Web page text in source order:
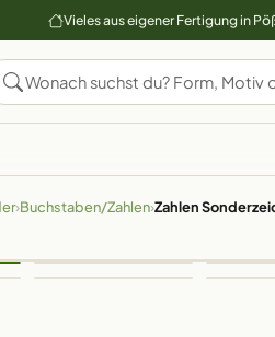
Vieles aus eigener Fertigung in
›Buchstaben/Zahlen›Zahlen